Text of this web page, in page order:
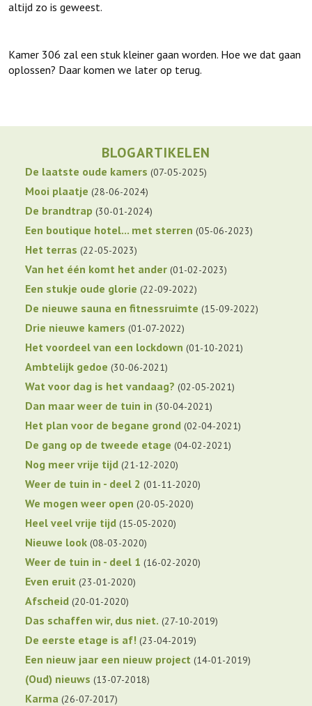
altijd zo is geweest.
Kamer 306 zal een stuk kleiner gaan worden. Hoe we dat gaan
oplossen? Daar komen we later op terug.
BLOGARTIKELEN
De laatste oude kamers 07-05-2025
Mooi plaatje 28-06-2024
De brandtrap 30-01-2024
Een boutique hotel... met sterren 05-06-2023
Het terras 22-05-2023
Van het één komt het ander 01-02-2023
Een stukje oude glorie 22-09-2022
De nieuwe sauna en fitnessruimte 15-09-2022
Drie nieuwe kamers 01-07-2022
Het voordeel van een lockdown 01-10-2021
Ambtelijk gedoe 30-06-2021
Wat voor dag is het vandaag? 02-05-2021
Dan maar weer de tuin in 30-04-2021
Het plan voor de begane grond 02-04-2021
De gang op de tweede etage 04-02-2021
Nog meer vrije tijd 21-12-2020
Weer de tuin in - deel 2 01-11-2020
We mogen weer open 20-05-2020
Heel veel vrije tijd 15-05-2020
Nieuwe look 08-03-2020
Weer de tuin in - deel 1 16-02-2020
Even eruit 23-01-2020
Afscheid 20-01-2020
Das schaffen wir, dus niet. 27-10-2019
De eerste etage is af! 23-04-2019
Een nieuw jaar een nieuw project 14-01-2019
(Oud) nieuws 13-07-2018
Karma 26-07-2017